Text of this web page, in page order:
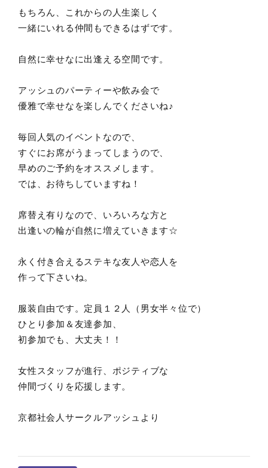
もちろん、これからの人生楽しく
一緒にいれる仲間もできるはずです。
自然に幸せなに出逢える空間です。
アッシュのパーティーや飲み会で
優雅で幸せなを楽しんでくださいね♪
毎回人気のイベントなので、
すぐにお席がうまってしまうので、
早めのご予約をオススメします。
では、お待ちしていますね！
席替え有りなので、いろいろな方と
出逢いの輪が自然に増えていきます☆
永く付き合えるステキな友人や恋人を
作って下さいね。
服装自由です。定員１２人（男女半々位で）
ひとり参加＆友達参加、
初参加でも、大丈夫！！
女性スタッフが進行、ポジティブな
仲間づくりを応援します。
京都社会人サークルアッシュより